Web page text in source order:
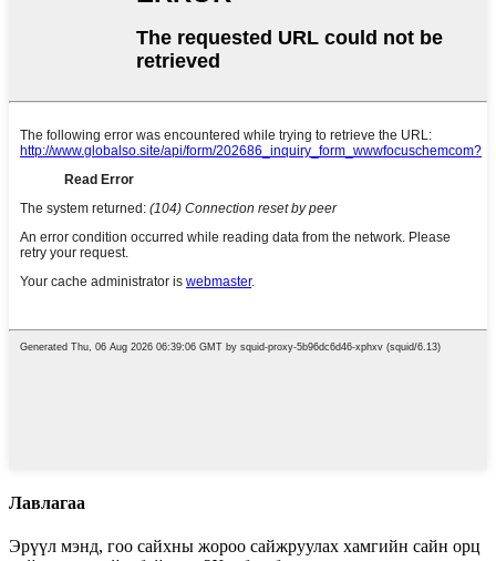
Лавлагаа
Эрүүл мэнд, гоо сайхны жороо сайжруулах хамгийн сайн орц